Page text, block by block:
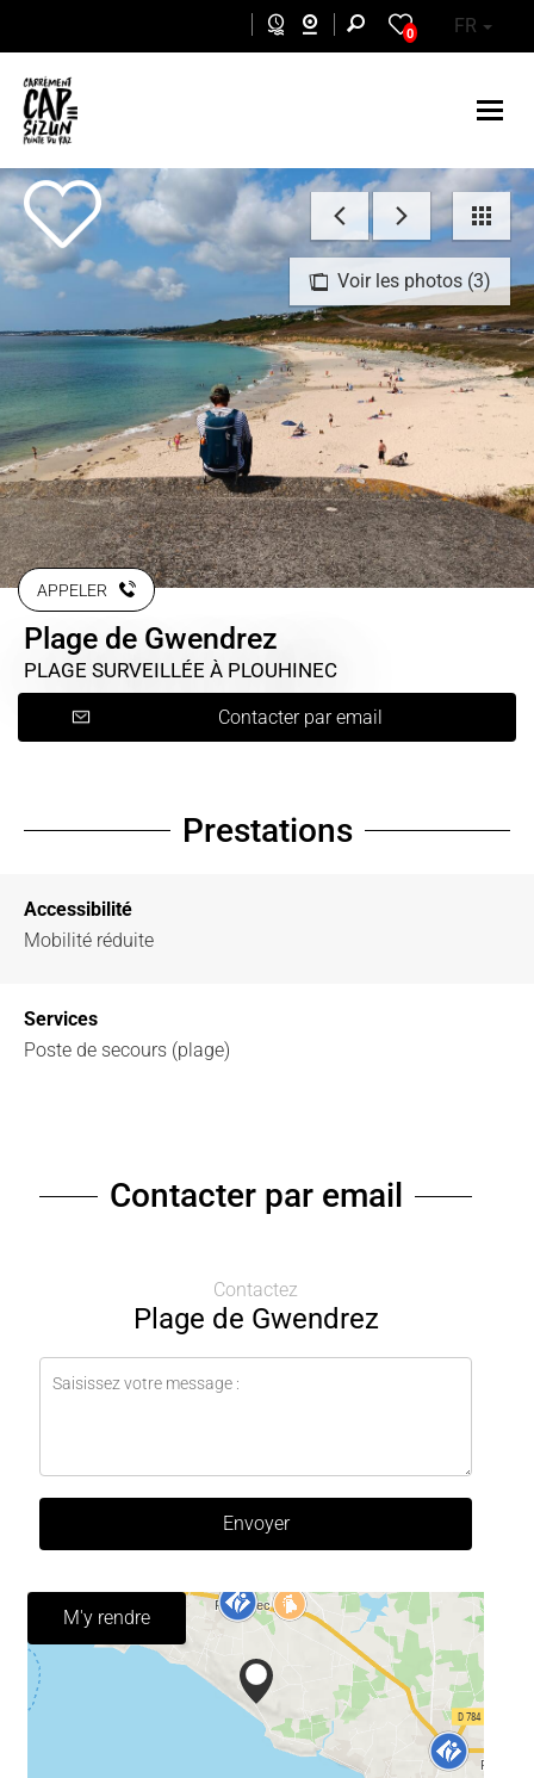
0 FR
Voir les photos (3)
APPELER
Plage de Gwendrez
PLAGE SURVEILLÉE À PLOUHINEC
Contacter par email
Prestations
Accessibilité
Mobilité réduite
Services
Poste de secours (plage)
Contacter par email
Contactez
Plage de Gwendrez
Envoyer
M'y rendre